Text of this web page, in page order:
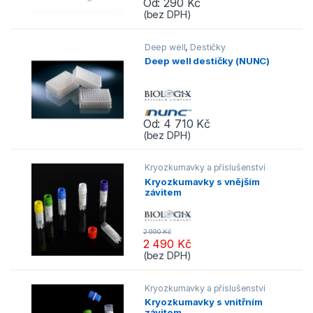
Od:290 Kč
(bez DPH)
Tento produkt má více variant.
Deep well, Destičky
Deep well destičky (NUNC)
Od: 4 710 Kč
(bez DPH)
Tento produkt má více variant.
Kryozkumavky a příslušenství
Kryozkumavky s vnějším
závitem
2 990Kč
2 490 Kč
(bez DPH)
Tento produkt má více variant.
Kryozkumavky a příslušenství
Kryozkumavky s vnitřním